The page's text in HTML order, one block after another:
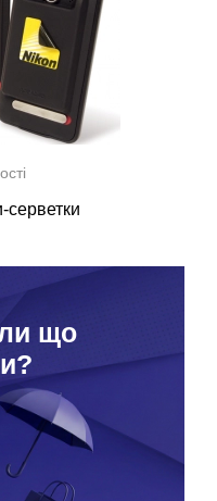
серветки
що